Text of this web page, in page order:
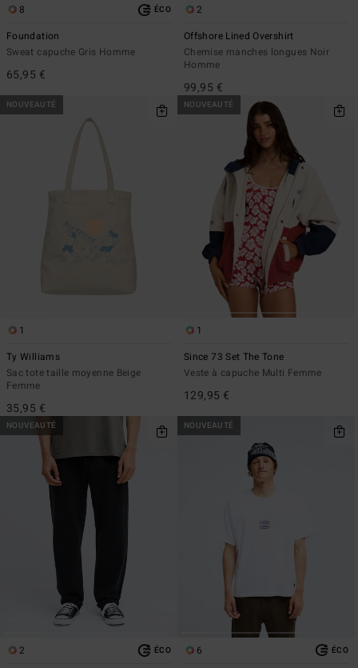
8 ÉCO
Foundation
Sweat capuche Gris Homme
65,95 €
2
Offshore Lined Overshirt
Chemise manches longues Noir
Homme
99,95 €
NOUVEAUTÉ
1
Ty Williams
Sac tote taille moyenne Beige
Femme
35,95 €
NOUVEAUTÉ
1
Since 73 Set The Tone
Veste à capuche Multi Femme
129,95 €
NOUVEAUTÉ
2 ÉCO
NOUVEAUTÉ
6 ÉCO